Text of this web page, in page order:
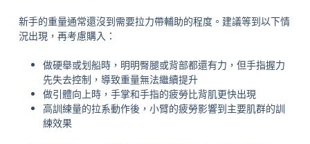
新手的重量通常還沒到需要拉力帶輔助的程度。建議等到以下情
況出現，再考慮購入：
做硬舉或划船時，明明臀腿或背部都還有力，但手指握力
先失去控制，導致重量無法繼續提升
做引體向上時，手掌和手指的疲勞比背肌更快出現
高訓練量的拉系動作後，小臂的疲勞影響到主要肌群的訓
練效果